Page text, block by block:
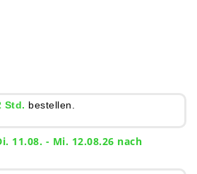
Std. bestellen.
11.08. - Mi. 12.08.26 nach